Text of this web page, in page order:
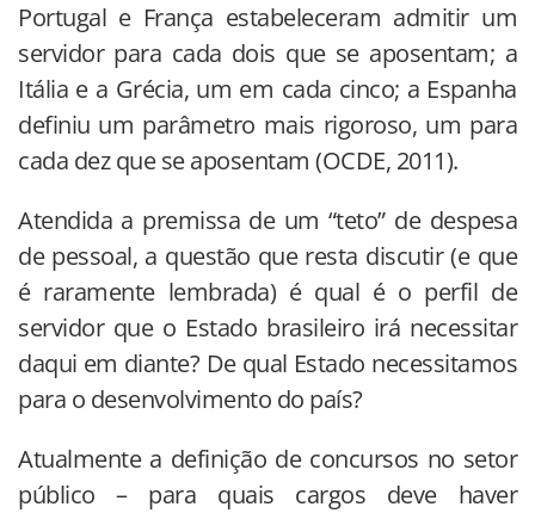
Portugal e França estabeleceram admitir um
servidor para cada dois que se aposentam; a
Itália e a Grécia, um em cada cinco; a Espanha
definiu um parâmetro mais rigoroso, um para
cada dez que se aposentam (OCDE, 2011).
Atendida a premissa de um “teto” de despesa
de pessoal, a questão que resta discutir (e que
é raramente lembrada) é qual é o perfil de
servidor que o Estado brasileiro irá necessitar
daqui em diante? De qual Estado necessitamos
para o desenvolvimento do país?
Atualmente a definição de concursos no setor
público – para quais cargos deve haver